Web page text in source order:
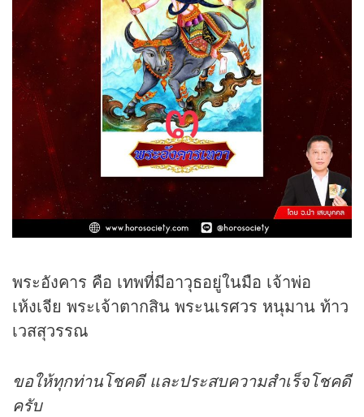
พระอังคาร คือ เทพที่มีอาวุธอยู่ในมือ เจ้าพ่อ
เห้งเจีย พระเจ้าตากสิน พระนเรศวร หนุมาน ท้าว
เวสสุวรรณ
ขอให้ทุกท่านโชคดี และประสบความสำเร็จโชคดี
ครับ